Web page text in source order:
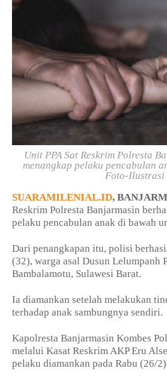
Unit PPA Sat Reskrim Polresta
menangkap pelaku pencabulan
Foto-Ilustrasi
SUARAMILENIAL.ID,
Reskrim Polresta Banjarmasin
pelaku pencabulan anak di bawah
Dari penangkapan itu, polisi
(32), warga asal Dusun Lelumpanh
Bambalamotu, Sulawesi Barat.
Ia diamankan setelah melakukan
terhadap anak sambungnya sendiri.
Kapolresta Banjarmasin Kombes
melalui Kasat Reskrim AKP Eru
pelaku diamankan pada Rabu (26/